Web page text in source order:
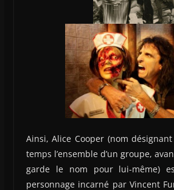
Ainsi, Alice Cooper (nom
temps l’ensemble d’un groupe,
garde le nom pour lui-même)
personnage incarné par Vincent